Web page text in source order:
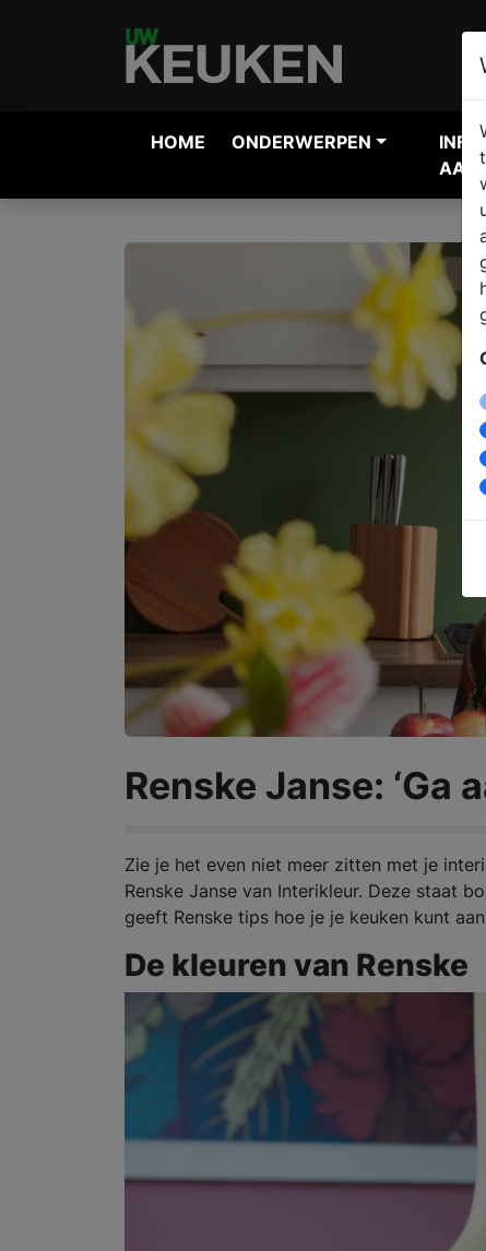
HOME ONDERWERPEN
Renske Janse: ‘Ga
Zie je het even niet meer zitten met je
Renske Janse van Interikleur. Deze staat
geeft Renske tips hoe je je keuken kunt
De kleuren van Renske